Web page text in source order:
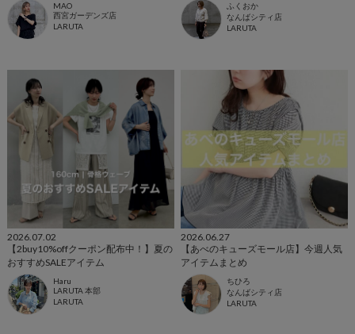
MAO
西宮ガーデンズ店
LARUTA
ふくおか
なんばシティ店
LARUTA
2026.07.02
【2buy10%offクーポン配布中！】夏の
おすすめSALEアイテム
Haru
LARUTA 本部
LARUTA
2026.06.27
【あべのキューズモール店】今週人気
アイテムまとめ
ちひろ
なんばシティ店
LARUTA